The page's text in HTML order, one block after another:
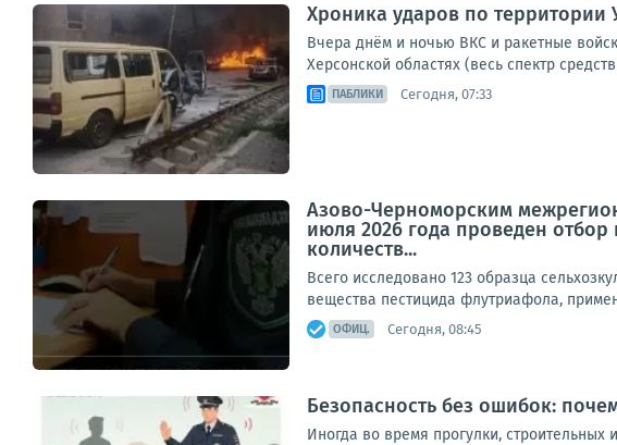
Хроника ударов по территории
Вчера днём и ночью ВКС и ракетные
Херсонской областях (весь спектр
ПАБЛИКИ Сегодня, 07:33
Азово-Черноморским
июля 2026 года проведен
количеств...
Всего исследовано 123 образца
вещества пестицида флутриафола,
ОФИЦ. Сегодня, 08:45
Безопасность без ошибок:
Иногда во время прогулки,